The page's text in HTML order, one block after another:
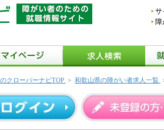
サ
クローバーナビTOP > 和歌山県の障がい者求人一覧